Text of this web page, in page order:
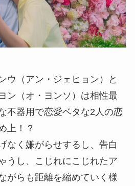
ウ（アン・ジェヒョン）と
ン（オ・ヨンソ）は相性最
不器用で恋愛ベタな2人の恋
上！？
なく嫌がらせするし、告白
うし、こじれにこじれたア
がらも距離を縮めていく様